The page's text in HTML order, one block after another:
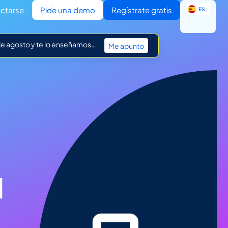
Pide una demo Regístrate gratis ES
IT
agosto y te lo enseñamos… Me apunto